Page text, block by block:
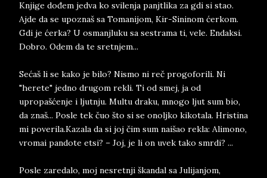
Knjige dođem jedva ko svilenja panjtlika za gdi si stao.
Ajde da se upoznaš sa Tomanijom, Kir-Sininom ćerkom.
Gdi je ćerka? U osmanjluku sa sestrama ti, vele. Endaksi.
Dobro. Odem da te sretnjem...
Sećaš li se kako je bilo? Nismo ni reč progoforili. Ni
"herete" jedno drugom rekli. Ti od smej, ja od
upropašćenje i ljutnju. Multu draku, mnogo ljut sum bio,
da znaš... Posle tek čuo što si se onoljko kikotala. Hristina
mi poverila.Kazala da si joj čim sum naišao rekla: Alimono,
vromai pandote etsi? – Joj, je li on uvek tako smrdi? ...
Posle zaredalo, moj nesretnji škandal sa Julijanjom,